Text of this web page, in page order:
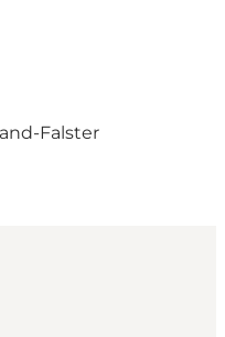
Falster